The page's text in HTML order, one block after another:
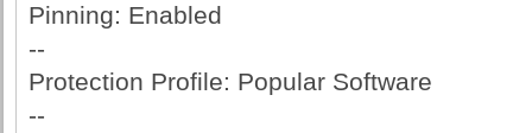
Pinning: Enabled
--
Protection Profile: Popular Software
--